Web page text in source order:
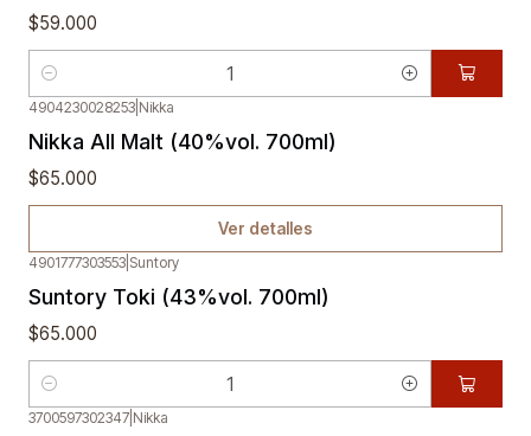
$59.000
Cantidad
Agotado
4904230028253 Nikka
Nikka All Malt (40%vol. 700ml)
$65.000
Ver detalles
4901777303553 Suntory
Suntory Toki (43%vol. 700ml)
$65.000
Cantidad
3700597302347 Nikka